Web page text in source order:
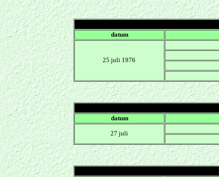
.datum
25 juli 1976
.datum
27 juli